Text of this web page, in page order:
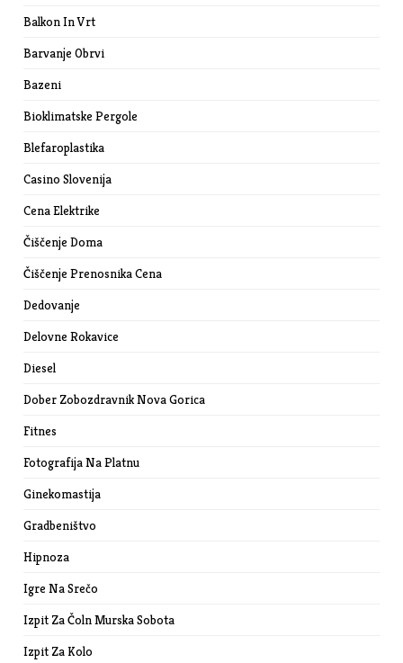
Balkon In Vrt
Barvanje Obrvi
Bazeni
Bioklimatske Pergole
Blefaroplastika
Casino Slovenija
Cena Elektrike
Čiščenje Doma
Čiščenje Prenosnika Cena
Dedovanje
Delovne Rokavice
Diesel
Dober Zobozdravnik Nova Gorica
Fitnes
Fotografija Na Platnu
Ginekomastija
Gradbeništvo
Hipnoza
Igre Na Srečo
Izpit Za Čoln Murska Sobota
Izpit Za Kolo